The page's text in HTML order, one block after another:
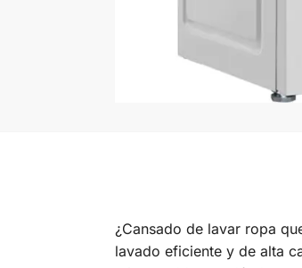
¿Cansado de lavar ropa
lavado eficiente y de alta